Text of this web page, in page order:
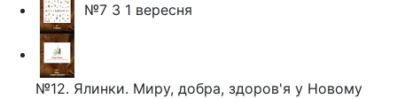
№7 З 1 вересня
№12. Ялинки. Миру, добра, здоров'я у Новому